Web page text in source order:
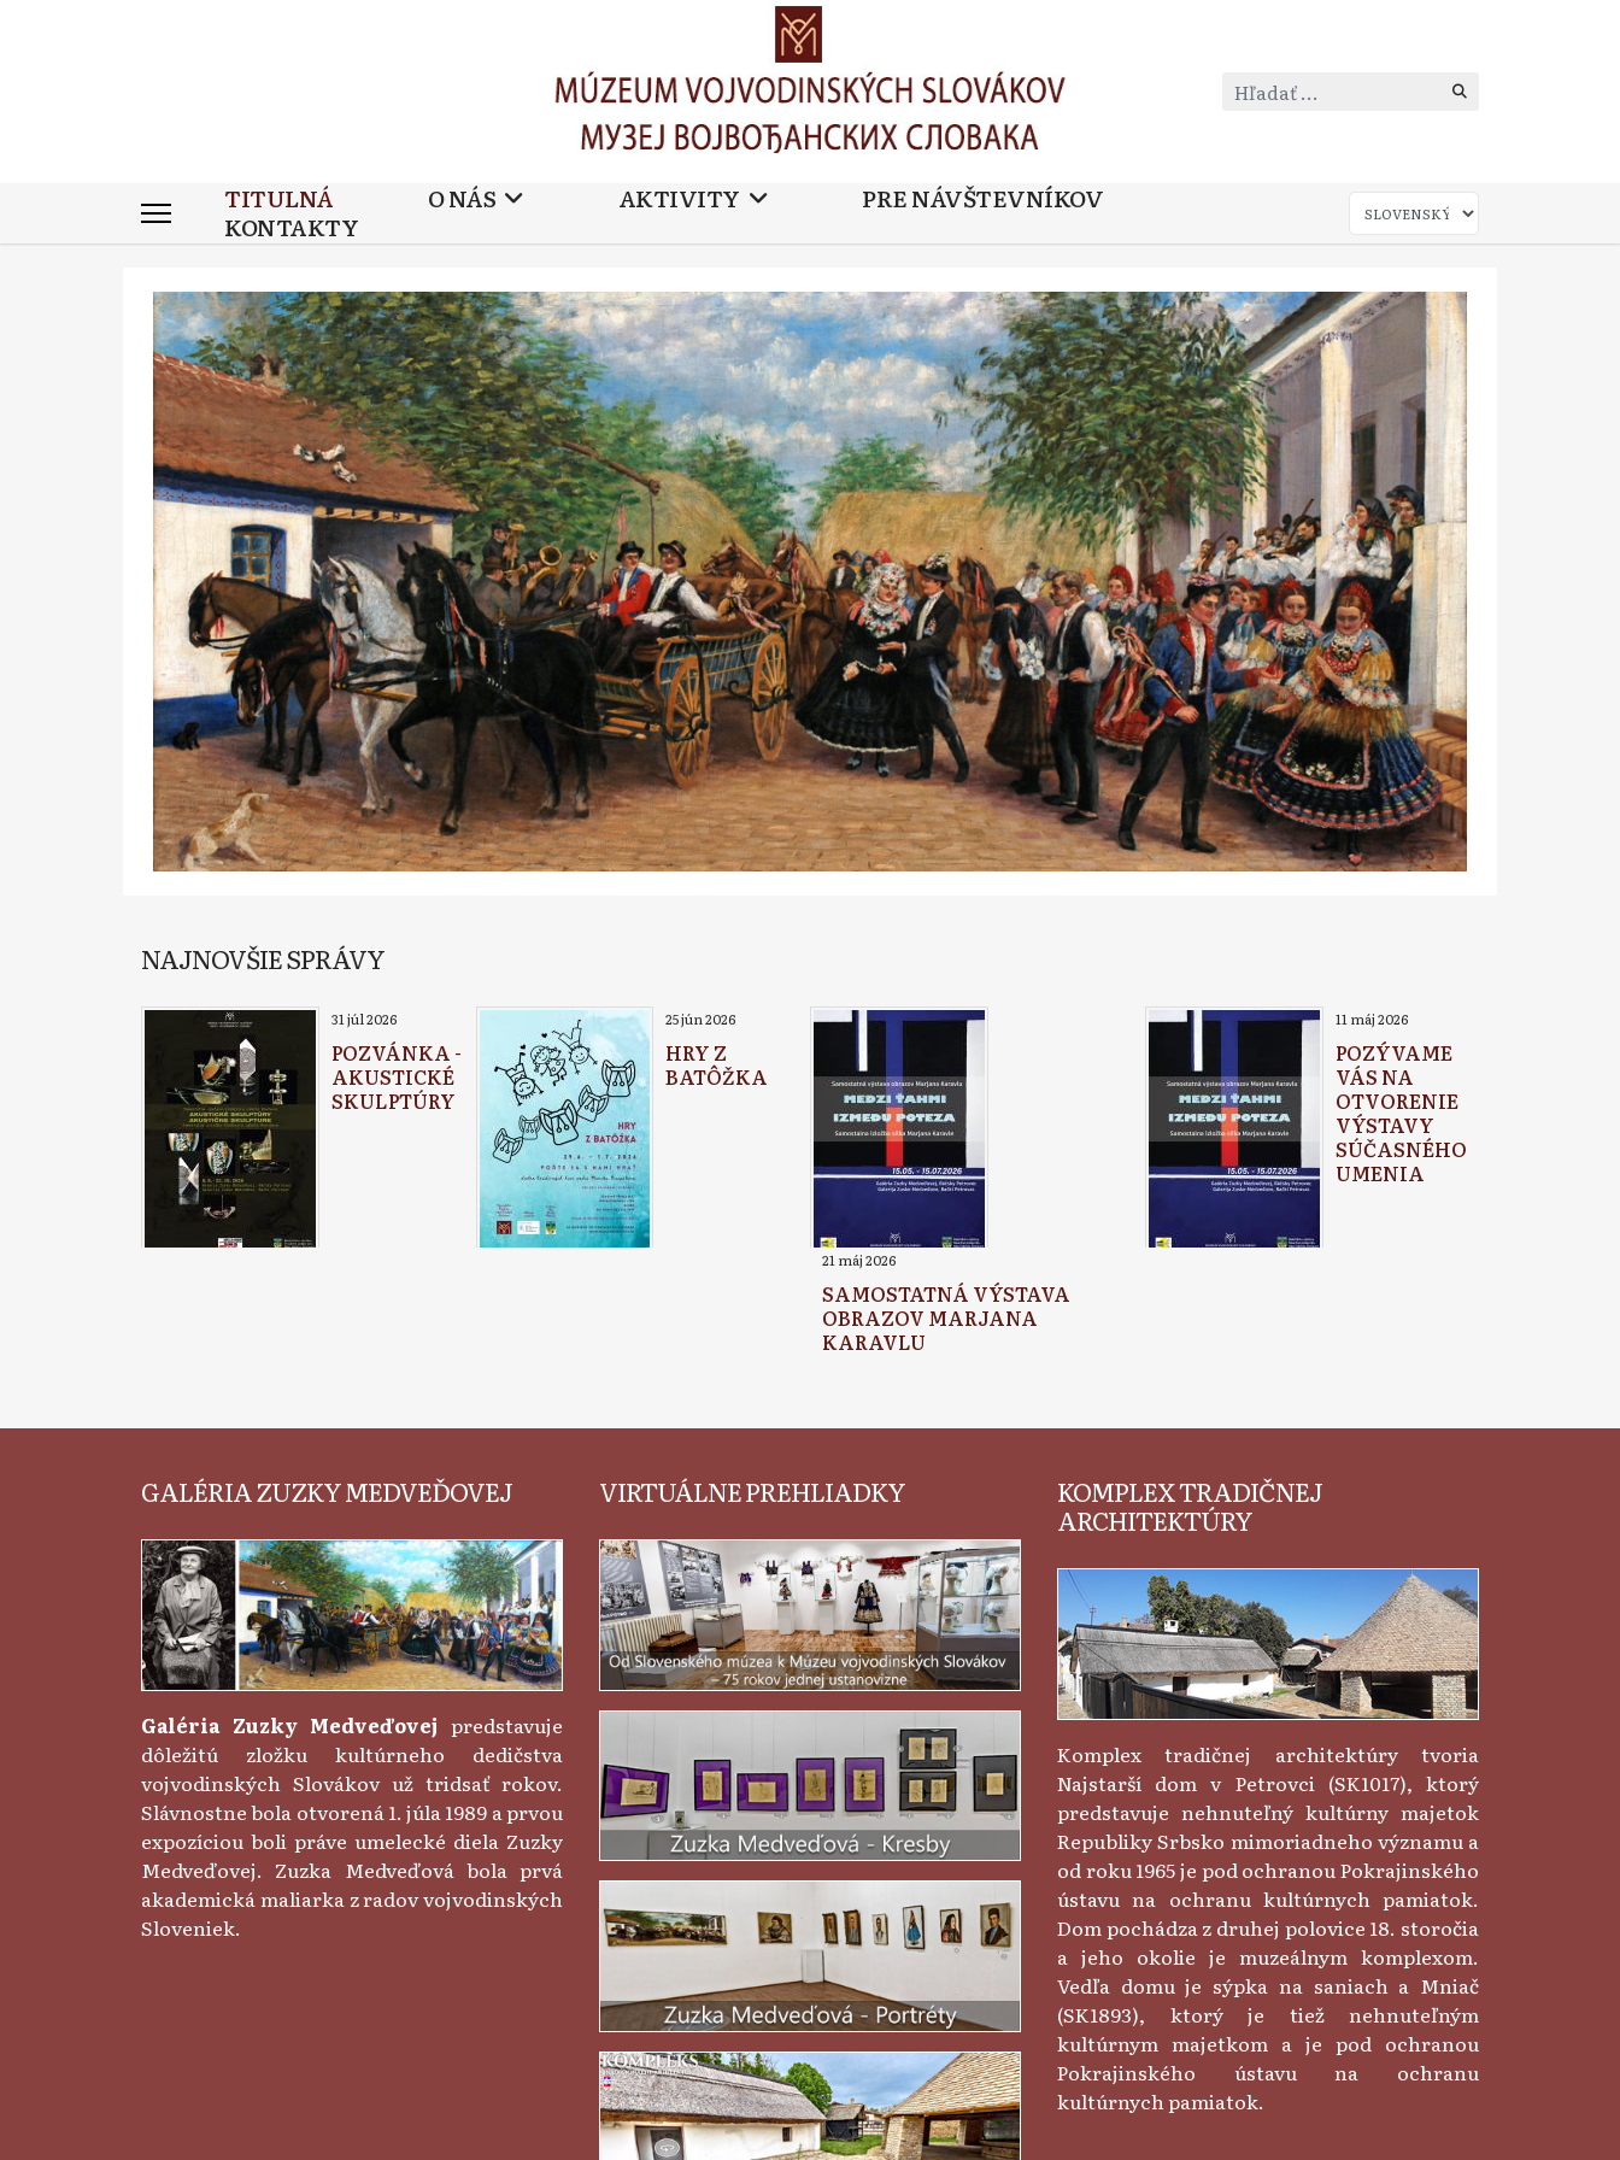
Hľadať
TITULNÁ O NÁS AKTIVITY
PRE NÁVŠTEVNÍKOV
KONTAKTY
NAJNOVŠIE SPRÁVY
31 júl 2026
POZVÁNKA -
AKUSTICKÉ
SKULPTÚRY
25 jún 2026
HRY Z
BATÔŽKA
21 máj 2026
SAMOSTATNÁ VÝSTAVA
OBRAZOV MARJANA
KARAVLU
11 máj 2026
POZÝVAME
VÁS NA
OTVORENIE
VÝSTAVY
SÚČASNÉHO
UMENIA
GALÉRIA ZUZKY MEDVEĎOVEJ
Galéria Zuzky Medveďovej predstavuje
dôležitú zložku kultúrneho dedičstva
vojvodinských Slovákov už tridsať rokov.
Slávnostne bola otvorená 1. júla 1989 a prvou
expozíciou boli práve umelecké diela Zuzky
Medveďovej. Zuzka Medveďová bola prvá
akademická maliarka z radov vojvodinských
Sloveniek.
VIRTUÁLNE PREHLIADKY
KOMPLEX TRADIČNEJ
ARCHITEKTÚRY
Komplex tradičnej architektúry tvoria
Najstarší dom v Petrovci (SK1017), ktorý
predstavuje nehnuteľný kultúrny majetok
Republiky Srbsko mimoriadneho významu a
od roku 1965 je pod ochranou Pokrajinského
ústavu na ochranu kultúrnych pamiatok.
Dom pochádza z druhej polovice 18. storočia
a jeho okolie je muzeálnym komplexom.
Vedľa domu je sýpka na saniach a Mniač
(SK1893), ktorý je tiež nehnuteľným
kultúrnym majetkom a je pod ochranou
Pokrajinského ústavu na ochranu
kultúrnych pamiatok.